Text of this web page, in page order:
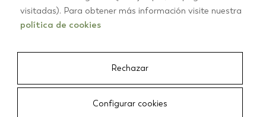
ANTIC PASTELS
visitadas). Para obtener más información visite nuestra
política de cookies
Rechazar
Configurar cookies